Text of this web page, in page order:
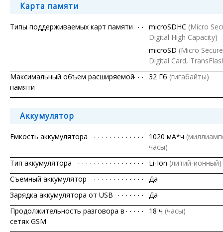
Карта памяти
Типы поддерживаемых карт памяти microSDHC (Micro
Digital High Capacity)
microSD (Micro Secure
Digital Card,
Максимальный объем расширяемой
памяти
32 Гб (гигабайты)
Аккумулятор
Емкость аккумулятора 1020 мА*ч
часы)
Тип аккумулятора
Li-Ion (литий-ионный)
Съемный аккумулятор
Да
Зарядка аккумулятора от USB
Да
Продолжительность разговора в
сетях GSM
18 ч (часы)